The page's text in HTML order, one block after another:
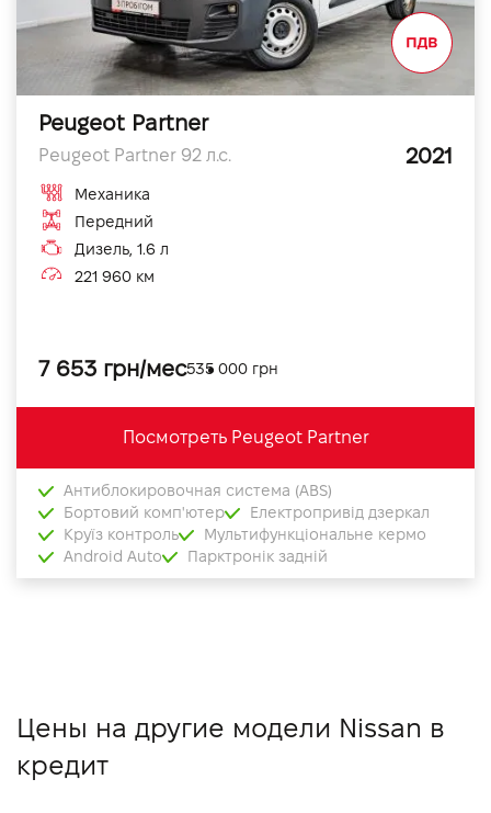
Peugeot Partner
Peugeot Partner 92 л.с. 2021
Механика
Передний
Дизель, 1.6 л
221 960 км
7 653 грн/мес535 000 грн
Посмотреть Peugeot Partner
Антиблокировочная система (ABS)
Бортовий комп'ютер
Електропривід дзеркал
Круїз контроль
Мультифункціональне кермо
Android Auto
Парктронік задній
Цены на другие модели Nissan в
кредит